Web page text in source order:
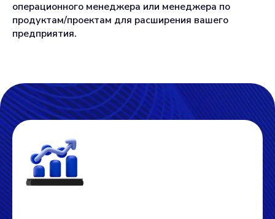
операционного менеджера или менеджера по
продуктам/проектам для расширения вашего
предприятия.